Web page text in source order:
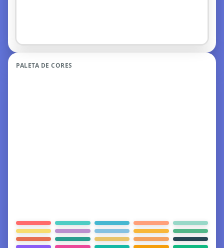
PALETA DE CORES